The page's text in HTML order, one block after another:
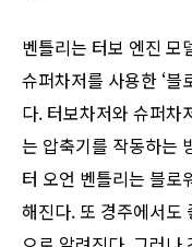
벤틀리는 터보 엔진 모
슈퍼차저를 사용한 ‘블
다. 터보차저와 슈퍼차
는 압축기를 작동하는
터 오언 벤틀리는 블로
해진다. 또 경주에서도